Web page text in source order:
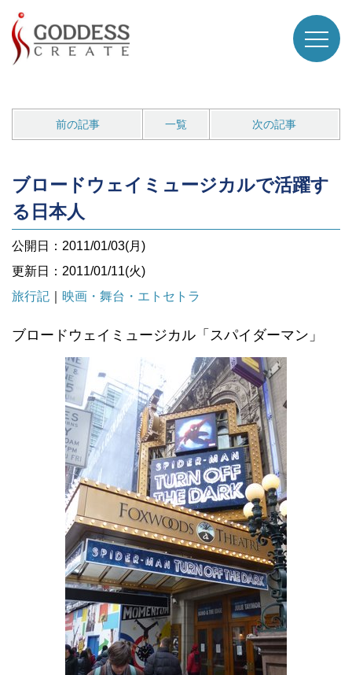
前の記事 一覧 次の記事
ブロードウェイミュージカルで活躍す
る日本人
公開日：2011/01/03(月)
更新日：2011/01/11(火)
旅行記
映画・舞台・エトセトラ
ブロードウェイミュージカル「スパイダーマン」